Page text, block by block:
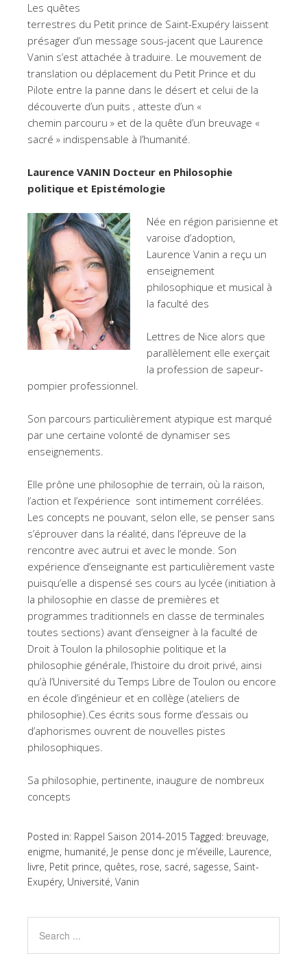
Les quêtes
terrestres du Petit prince de Saint-Exupéry laissent
présager d’un message sous-jacent que Laurence
Vanin s’est attachée à traduire. Le mouvement de
translation ou déplacement du Petit Prince et du
Pilote entre la panne dans le désert et celui de la
découverte d’un puits , atteste d’un «
chemin parcouru » et de la quête d’un breuvage «
sacré » indispensable à l’humanité.
Laurence VANIN Docteur en Philosophie
politique et Epistémologie
Née en région parisienne et
varoise d’adoption,
Laurence Vanin a reçu un
enseignement
philosophique et musical à
la faculté des
Lettres de Nice alors que
parallèlement elle exerçait
la profession de sapeur-
pompier professionnel.
Son parcours particulièrement atypique est marqué
par une certaine volonté de dynamiser ses
enseignements.
Elle prône une philosophie de terrain, où la raison,
l’action et l’expérience sont intimement corrélées.
Les concepts ne pouvant, selon elle, se penser sans
s’éprouver dans la réalité, dans l’épreuve de la
rencontre avec autrui et avec le monde. Son
expérience d’enseignante est particulièrement vaste
puisqu’elle a dispensé ses cours au lycée (initiation à
la philosophie en classe de premières et
programmes traditionnels en classe de terminales
toutes sections) avant d’enseigner à la faculté de
Droit à Toulon la philosophie politique et la
philosophie générale, l’histoire du droit privé, ainsi
qu’à l’Université du Temps Libre de Toulon ou encore
en école d’ingénieur et en collège (ateliers de
philosophie).Ces écrits sous forme d’essais ou
d’aphorismes ouvrent de nouvelles pistes
philosophiques.
Sa philosophie, pertinente, inaugure de nombreux
concepts
Posted in: Rappel Saison 2014-2015 Tagged: breuvage,
enigme, humanité, Je pense donc je m’éveille, Laurence,
livre, Petit prince, quêtes, rose, sacré, sagesse, Saint-
Exupéry, Université, Vanin